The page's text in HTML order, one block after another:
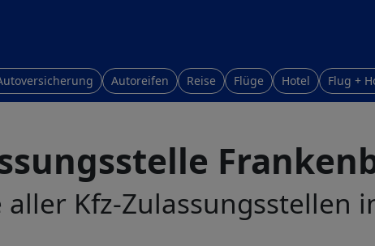
Autoreifen Reise Flüge Hotel Flug +
Kfz-Zulassungsstellen